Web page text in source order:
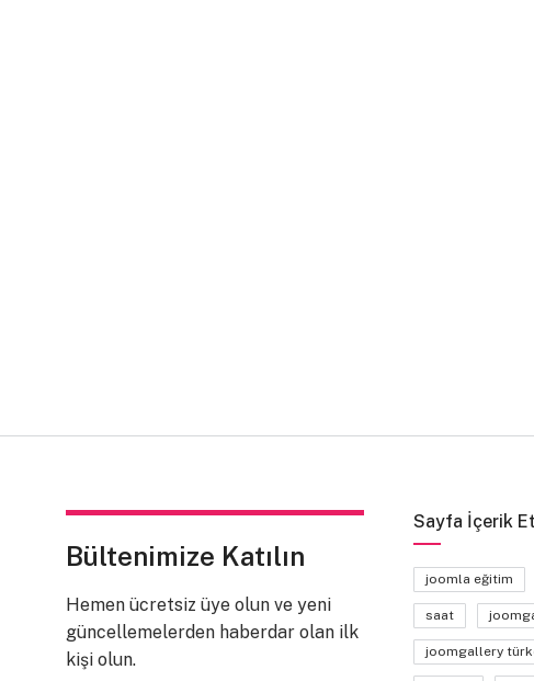
Bültenimize Katılın
Hemen ücretsiz üye olun ve yeni
güncellemelerden haberdar olan ilk
kişi olun.
Sayfa İçerik
joomla eğitim
saat
joomgallery